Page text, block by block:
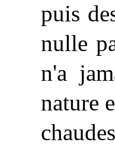
puis
nulle
n'a
nature